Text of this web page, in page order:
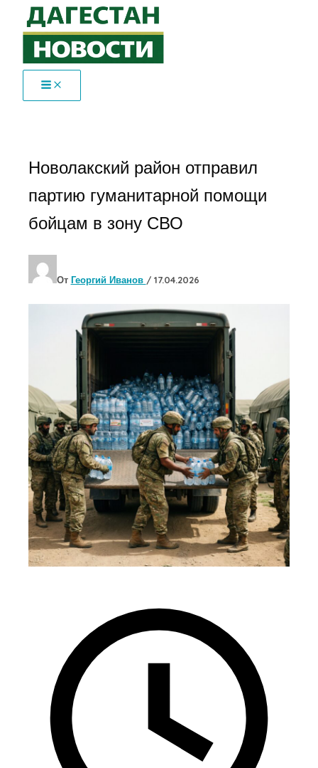
Перейти
содержимому
Новолакский район отправил
партию гуманитарной помощи
бойцам в зону СВО
От Георгий Иванов / 17.04.2026